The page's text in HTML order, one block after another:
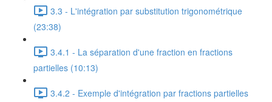
3.3 - L'intégration par substitution trigonométrique
(23:38)
3.4.1 - La séparation d'une fraction en fractions
partielles (10:13)
3.4.2 - Exemple d'intégration par fractions partielles